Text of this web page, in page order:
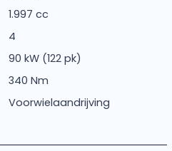
1.997 cc
4
90 kW (122 pk)
340 Nm
Voorwielaandrijving